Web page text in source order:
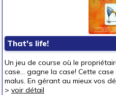
autour de 20 €
autour de 25 €
autour de 30 €
autour de 40 €
That's life!
Un jeu de course où le
case… gagne la case! Cette
malus. En gérant au mieux vos
> voir détail